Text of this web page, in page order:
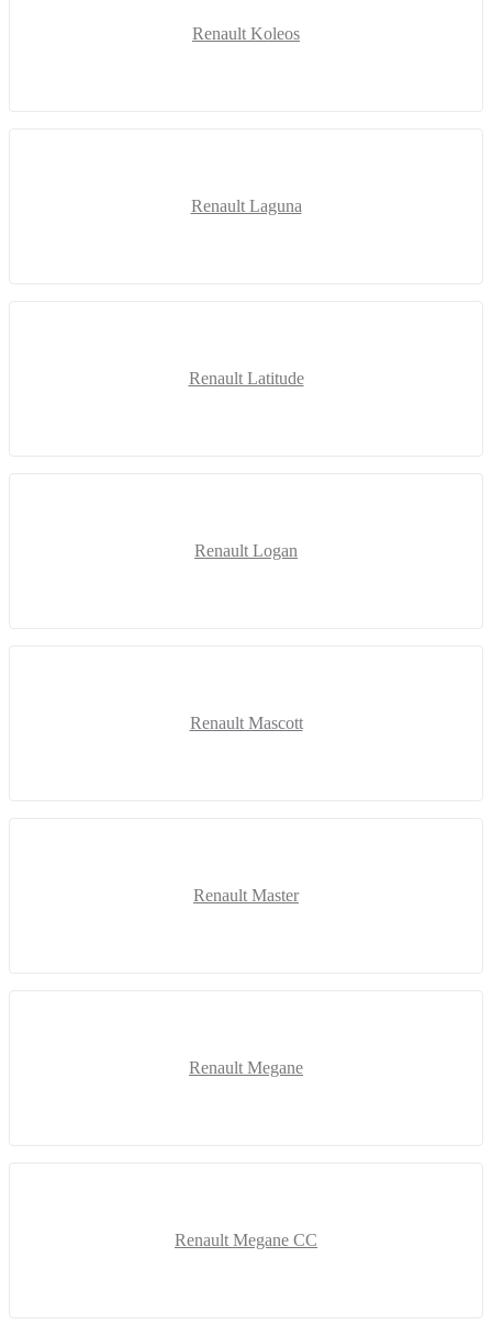
Renault Koleos
Renault Laguna
Renault Latitude
Renault Logan
Renault Mascott
Renault Master
Renault Megane
Renault Megane CC